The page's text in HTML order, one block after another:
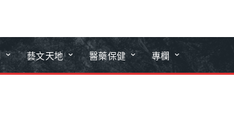
藝文天地 醫藥保健 專欄